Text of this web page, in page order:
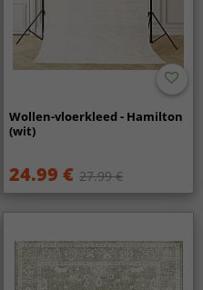
Wollen-vloerkleed - Hamilton
(wit)
24.99 € 27.99 €